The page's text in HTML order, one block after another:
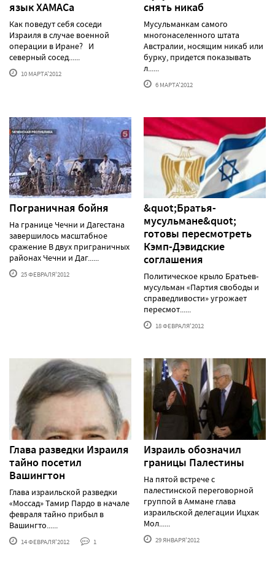
язык ХАМАСа
Как поведут себя соседи
Израиля в случае военной
операции в Иране? И
северный сосед......
10 МАРТА'2012
снять никаб
Мусульманкам самого
многонаселенного штата
Австралии, носящим никаб или
бурку, придется показывать
л......
6 МАРТА'2012
Пограничная бойня
На границе Чечни и Дагестана
завершилось масштабное
сражение В двух приграничных
районах Чечни и Даг......
25 ФЕВРАЛЯ'2012
&quot;Братья-
мусульмане&quot;
готовы пересмотреть
Кэмп-Дэвидские
соглашения
Политическое крыло Братьев-
мусульман «Партия свободы и
справедливости» угрожает
пересмот......
18 ФЕВРАЛЯ'2012
Глава разведки Израиля
тайно посетил
Вашингтон
Глава израильской разведки
«Моссад» Тамир Пардо в начале
февраля тайно прибыл в
Вашингто......
14 ФЕВРАЛЯ'2012 1
Израиль обозначил
границы Палестины
На пятой встрече с
палестинской переговорной
группой в Аммане глава
израильской делегации Ицхак
Мол......
29 ЯНВАРЯ'2012